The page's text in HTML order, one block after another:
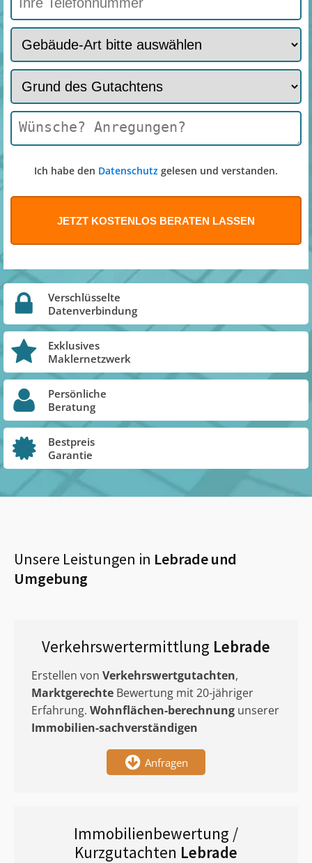
Ich habe den Datenschutz gelesen und verstanden.
Verschlüsselte
Datenverbindung
Exklusives
Maklernetzwerk
Persönliche
Beratung
Bestpreis
Garantie
Unsere Leistungen in Lebradeund
Umgebung
Verkehrswertermittlung Lebrade
Erstellen von Verkehrswertgutachten,
Marktgerechte Bewertung mit 20-jähriger
Erfahrung. Wohnflächen-berechnung unserer
Immobilien-sachverständigen
Anfragen
Immobilienbewertung /
Kurzgutachten Lebrade